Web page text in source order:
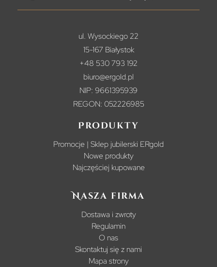
ul. Wysockiego 22
15-167 Białystok
+48 530 793 192
biuro@ergold.pl
NIP: 9661395939
REGON: 052226985
Produkty
Promocje | Sklep jubilerski ERgold
Nowe produkty
Najczęściej kupowane
Nasza firma
Dostawa i zwroty
Regulamin
O nas
Skontaktuj się z nami
Mapa strony